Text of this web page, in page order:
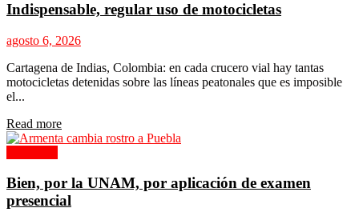
Indispensable, regular uso de motocicletas
agosto 6, 2026
Cartagena de Indias, Colombia: en cada crucero vial hay tantas
motocicletas detenidas sobre las líneas peatonales que es imposible
el...
Read moreDetails
Bien, por la UNAM, por aplicación de examen
presencial